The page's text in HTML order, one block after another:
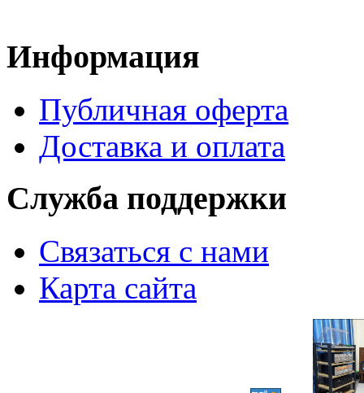
Информация
Публичная оферта
Доставка и оплата
Служба поддержки
Связаться с нами
Карта сайта